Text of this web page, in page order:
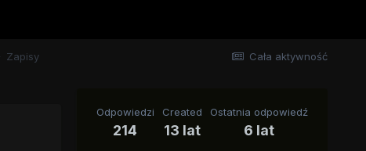
Cała aktywność
Zapisy
Odpowiedzi
214
Created
13 lat
Ostatnia odpowiedź
6 lat